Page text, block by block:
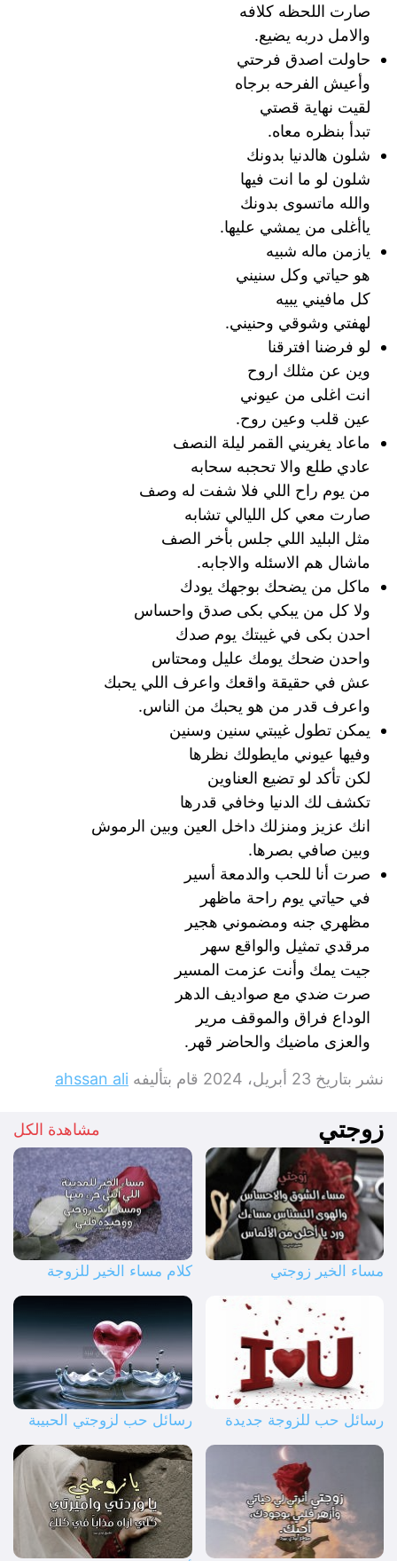
صارت اللحظه كلافه
والامل دربه يضيع.
حاولت اصدق فرحتي
وأعيش الفرحه برجاه
لقيت نهاية قصتي
تبدأ بنظره معاه.
شلون هالدنيا بدونك
شلون لو ما انت فيها
والله ماتسوى بدونك
ياأغلى من يمشي عليها.
يازمن ماله شبيه
هو حياتي وكل سنيني
كل مافيني يبيه
لهفتي وشوقي وحنيني.
لو فرضنا افترقنا
وين عن مثلك اروح
انت اغلى من عيوني
عين قلب وعين روح.
ماعاد يغريني القمر ليلة النصف
عادي طلع والا تحجبه سحابه
من يوم راح اللي فلا شفت له وصف
صارت معي كل الليالي تشابه
مثل البليد اللي جلس بأخر الصف
ماشال هم الاسئله والاجابه.
ماكل من يضحك بوجهك يودك
ولا كل من يبكي بكى صدق واحساس
احدن بكى في غيبتك يوم صدك
واحدن ضحك يومك عليل ومحتاس
عش في حقيقة واقعك واعرف اللي يحبك
واعرف قدر من هو يحبك من الناس.
يمكن تطول غيبتي سنين وسنين
وفيها عيوني مايطولك نظرها
لكن تأكد لو تضيع العناوين
تكشف لك الدنيا وخافي قدرها
انك عزيز ومنزلك داخل العين وبين الرموش
وبين صافي بصرها.
صرت أنا للحب والدمعة أسير
في حياتي يوم راحة ماظهر
مظهري جنه ومضموني هجير
مرقدي تمثيل والواقع سهر
جيت يمك وأنت عزمت المسير
صرت ضدي مع صواديف الدهر
الوداع فراق والموقف مرير
والعزى ماضيك والحاضر قهر.
نشر بتاريخ 23 أبريل، 2024 قام بتأليفه ahssan ali
زوجتي مشاهدة الكل
مساء الخير زوجتي كلام مساء الخير للزوجة
رسائل حب للزوجة جديدة رسائل حب لزوجتي الحبيبة